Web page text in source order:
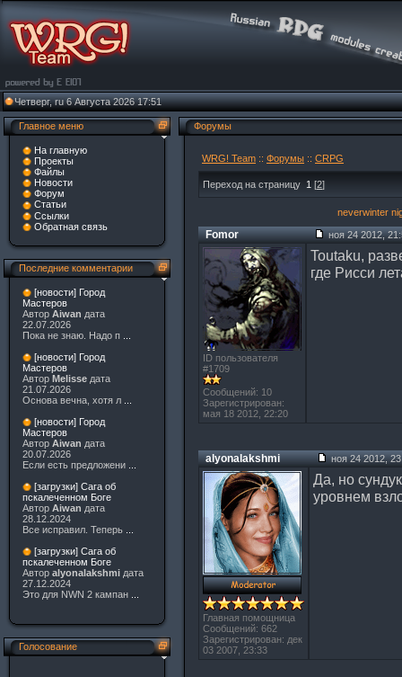
Четверг, ru 6 Августа 2026 17:51
Главное меню
На главную
Проекты
Файлы
Новости
Форум
Статьи
Ссылки
Обратная связь
Последние комментарии
[новости] Город
Мастеров
Автор Aiwan дата
22.07.2026
Пока не знаю. Надо п
[новости] Город
Мастеров
Автор Melisse дата
21.07.2026
Основа вечна, хотя л
[новости] Город
Мастеров
Автор Aiwan дата
20.07.2026
Если есть предложени
[загрузки] Сага об
пскалеченном Боге
Автор Aiwan дата
28.12.2024
Все исправил. Теперь
[загрузки] Сага об
пскалеченном Боге
Автор alyonalakshmi дата
27.12.2024
Это для NWN 2 кампан ...
Голосование
Форумы
WRG! Team :: Форумы :: CRPG
Переход на страницу 1 [2]
neverwinter
Fomor ноя 24 2012,
ID пользователя
#1709
Сообщений: 10
Зарегистрирован:
мая 18 2012, 22:20
Toutaku,
где Рисси
alyonalakshmi ноя 24 2012,
Главная помощница
Сообщений: 662
Зарегистрирован: дек
03 2007, 23:33
Да, но
уровнем